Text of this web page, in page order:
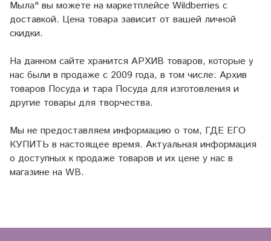
Мыла" вы можете на маркетплейсе Wildberries с
доставкой. Цена товара зависит от вашей личной
скидки.
На данном сайте хранится АРХИВ товаров, которые у
нас были в продаже с 2009 года, в том числе: Архив
товаров Посуда и тара Посуда для изготовления и
другие товары для творчества.
Мы не предоставляем информацию о том, ГДЕ ЕГО
КУПИТЬ в настоящее время. Актуальная информация
о доступных к продаже товаров и их цене у нас в
магазине на WB.